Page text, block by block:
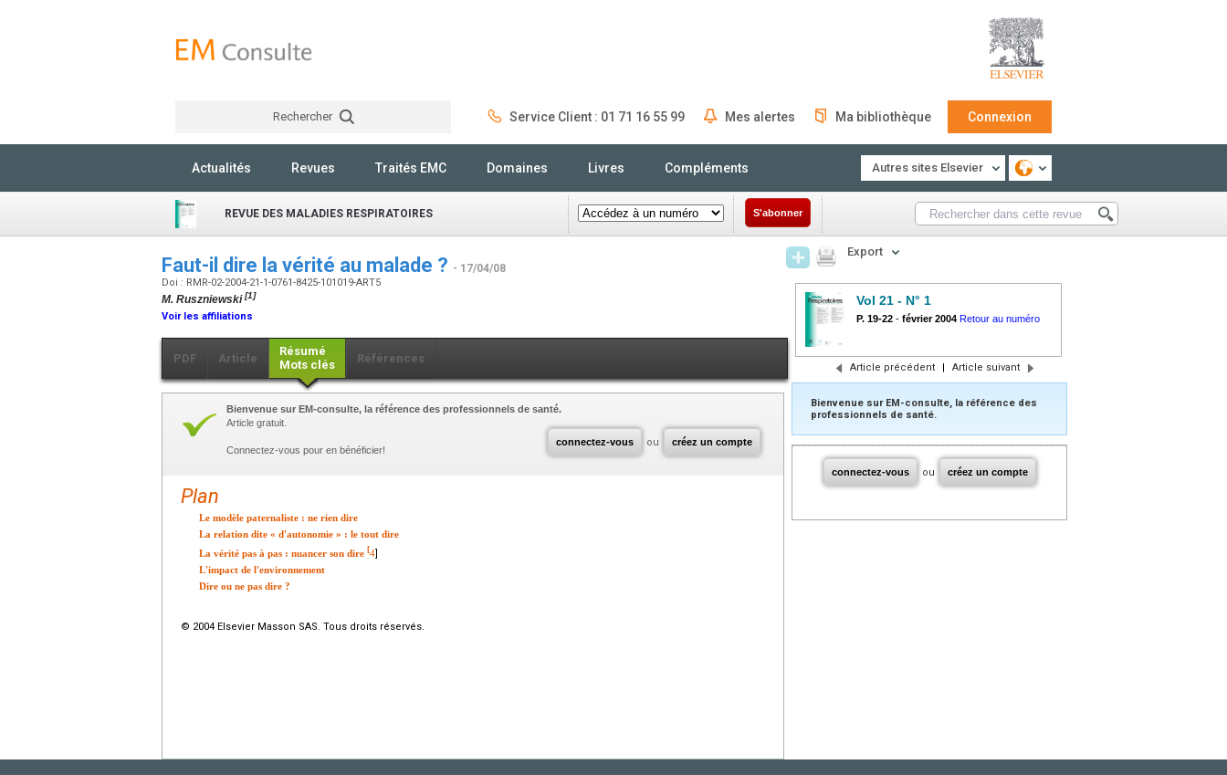
Rechercher Service Client : 01 71 16 55 99 Mes alertes Ma bibliothèque Connexion
Actualités Revues Traités EMC Domaines Livres Compléments Autres sites Elsevier
REVUE DES MALADIES RESPIRATOIRES S'abonner
Faut-il dire la vérité au malade ? - 17/04/08
Doi : RMR-02-2004-21-1-0761-8425-101019-ART5
M. Ruszniewski[1]
Voir les affiliations
PDF Article
Résumé
Mots clés
Références
connectez-vous ou créez un compte
Bienvenue sur EM-consulte, la référence des professionnels de santé.
Article gratuit.
Connectez-vous pour en bénéficier!
Plan
Le modèle paternaliste : ne rien dire
La relation dite « d'autonomie » : le tout dire
La vérité pas à pas : nuancer son dire [4]
L'impact de l'environnement
Dire ou ne pas dire ?
© 2004 Elsevier Masson SAS. Tous droits réservés.
Export
Vol 21 - N° 1
P. 19-22 - février 2004 Retour au numéro
Article précédent | Article suivant
Bienvenue sur EM-consulte, la référence des
professionnels de santé.
connectez-vous ou créez un compte